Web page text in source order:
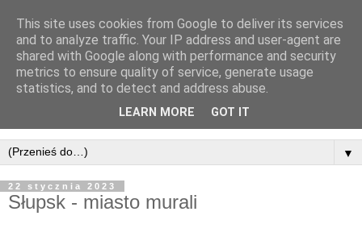
▼
22 stycznia 2023
Słupsk - miasto murali
This site uses cookies from Google to deliver its services
and to analyze traffic. Your IP address and user-agent are
shared with Google along with performance and security
metrics to ensure quality of service, generate usage
statistics, and to detect and address abuse.
LEARN MORE GOT IT